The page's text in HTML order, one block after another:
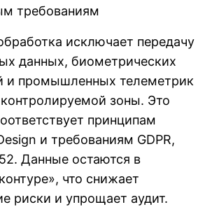
требованиям
исключает передачу
данных, биометрических
и промышленных телеметрик
зоны. Это
принципам
и требованиям GDPR,
Данные остаются в
что снижает
риски и упрощает аудит.